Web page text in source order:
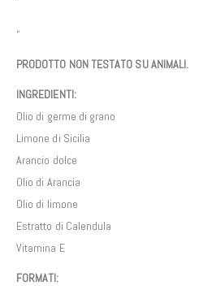
“
PRODOTTO NON TESTATO SU ANIMALI.
INGREDIENTI:
Olio di germe di grano
Limone di Sicilia
Arancio dolce
Olio di Arancia
Olio di limone
Estratto di Calendula
Vitamina E
FORMATI: